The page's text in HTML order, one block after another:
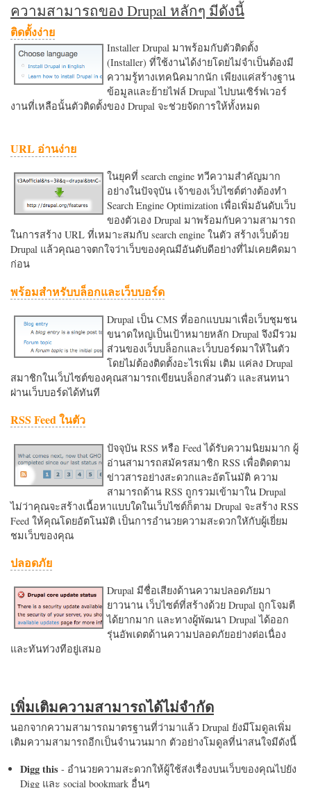
ความสามารถของ Drupal หลักๆ มีดังนี้
ติดตั้งง่าย
Installer Drupal มาพร้อมกับตัวติดตั้ง
(Installer) ที่ใช้งานได้ง่ายโดยไม่จำเป็นต้องมี
ความรู้ทางเทคนิคมากนัก เพียงแค่สร้างฐาน
ข้อมูลและย้ายไฟล์ Drupal ไปบนเซิร์ฟเวอร์
งานที่เหลือนั้นตัวติดตั้งของ Drupal จะช่วยจัดการให้ทั้งหมด
URL อ่านง่าย
ในยุคที่ search engine ทวีความสำคัญมาก
อย่างในปัจจุบัน เจ้าของเว็บไซต์ต่างต้องทำ
Search Engine Optimization เพื่อเพิ่มอันดับเว็บ
ของตัวเอง Drupal มาพร้อมกับความสามารถ
ในการสร้าง URL ที่เหมาะสมกับ search engine ในตัว สร้างเว็บด้วย
Drupal แล้วคุณอาจตกใจว่าเว็บของคุณมีอันดับดีอย่างที่ไม่เคยคิดมา
ก่อน
พร้อมสำหรับบล็อกและเว็บบอร์ด
Drupal เป็น CMS ที่ออกแบบมาเพื่อเว็บชุมชน
ขนาดใหญ่เป็นเป้าหมายหลัก Drupal จึงมีรวม
ส่วนของเว็บบล็อกและเว็บบอร์ดมาให้ในตัว
โดยไม่ต้องติดตั้งอะไรเพิ่ม เติม แค่ลง Drupal
สมาชิกในเว็บไซต์ของคุณสามารถเขียนบล็อกส่วนตัว และสนทนา
ผ่านเว็บบอร์ดได้ทันที
RSS Feed ในตัว
ปัจจุบัน RSS หรือ Feed ได้รับความนิยมมาก ผู้
อ่านสามารถสมัครสมาชิก RSS เพื่อติดตาม
ข่าวสารอย่างสะดวกและอัตโนมัติ ความ
สามารถด้าน RSS ถูกรวมเข้ามาใน Drupal
ไม่ว่าคุณจะสร้างเนื้อหาแบบใดในเว็บไซต์ก็ตาม Drupal จะสร้าง RSS
Feed ให้คุณโดยอัตโนมัติ เป็นการอำนวยความสะดวกใหักับผู้เยี่ยม
ชมเว็บของคุณ
ปลอดภัย
Drupal มีชื่อเสียงด้านความปลอดภัยมา
ยาวนาน เว็บไซต์ที่สร้างด้วย Drupal ถูกโจมตี
ได้ยากมาก และทางผู้พัฒนา Drupal ได้ออก
รุ่นอัพเดตด้านความปลอดภัยอย่างต่อเนื่อง
และทันท่วงทีอยู่เสมอ
เพิ่มเติมความสามารถได้ไม่จำกัด
นอกจากความสามารถมาตรฐานที่ว่ามาแล้ว Drupal ยังมีโมดูลเพิ่ม
เติมความสามารถอีกเป็นจำนวนมาก ตัวอย่างโมดูลที่น่าสนใจมีดังนี้
Digg this - อำนวยความสะดวกให้ผู้ใช้ส่งเรื่องบนเว็บของคุณไปยัง
Digg และ social bookmark อื่นๆ